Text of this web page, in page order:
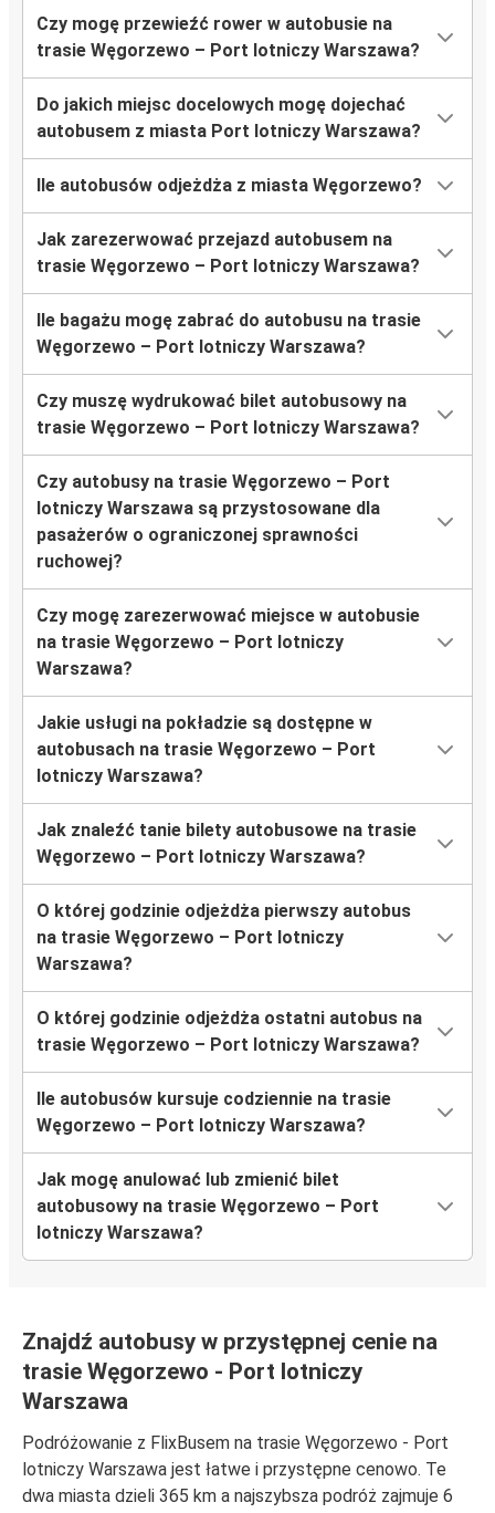
Czy mogę przewieźć rower w autobusie na
trasie Węgorzewo – Port lotniczy Warszawa?
Do jakich miejsc docelowych mogę dojechać
autobusem z miasta Port lotniczy Warszawa?
Ile autobusów odjeżdża z miasta Węgorzewo?
Jak zarezerwować przejazd autobusem na
trasie Węgorzewo – Port lotniczy Warszawa?
Ile bagażu mogę zabrać do autobusu na trasie
Węgorzewo – Port lotniczy Warszawa?
Czy muszę wydrukować bilet autobusowy na
trasie Węgorzewo – Port lotniczy Warszawa?
Czy autobusy na trasie Węgorzewo – Port
lotniczy Warszawa są przystosowane dla
pasażerów o ograniczonej sprawności
ruchowej?
Czy mogę zarezerwować miejsce w autobusie
na trasie Węgorzewo – Port lotniczy
Warszawa?
Jakie usługi na pokładzie są dostępne w
autobusach na trasie Węgorzewo – Port
lotniczy Warszawa?
Jak znaleźć tanie bilety autobusowe na trasie
Węgorzewo – Port lotniczy Warszawa?
O której godzinie odjeżdża pierwszy autobus
na trasie Węgorzewo – Port lotniczy
Warszawa?
O której godzinie odjeżdża ostatni autobus na
trasie Węgorzewo – Port lotniczy Warszawa?
Ile autobusów kursuje codziennie na trasie
Węgorzewo – Port lotniczy Warszawa?
Jak mogę anulować lub zmienić bilet
autobusowy na trasie Węgorzewo – Port
lotniczy Warszawa?
Znajdź autobusy w przystępnej cenie na
trasie Węgorzewo - Port lotniczy
Warszawa
Podróżowanie z FlixBusem na trasie Węgorzewo - Port
lotniczy Warszawa jest łatwe i przystępne cenowo. Te
dwa miasta dzieli 365 km a najszybsza podróż zajmuje 6